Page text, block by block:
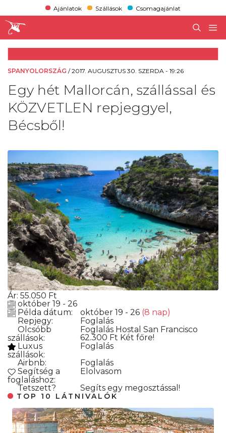
Ajánlatok Szállások Csomagajánlat
SPANYOLORSZÁG /2017. AUGUSZTUS 30. SZERDA - 19:26
Egy hét Mallorcán, szállással és
KÖZVETLEN repjeggyel,
Bécsből!
Ár: 55.050 Ft
október 19 - 26
Példa dátum:
október 19 - 26 (8 nap)
Repjegy:
Foglalás
Olcsóbb
szállások:
Foglalás Hostal San Francisco
62.300 Ft Két főre!
Luxus
szállások:
Foglalás
Airbnb:
Foglalás
Segítség a
foglaláshoz:
Elolvasom
Tetszett?
Segíts egy megosztással!
TOP 10 LÁTNIVALÓK